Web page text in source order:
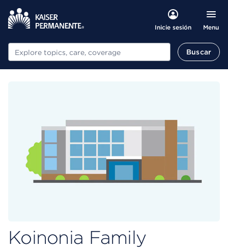
Inicie sesión Menu
Buscar Buscar
Koinonia Family